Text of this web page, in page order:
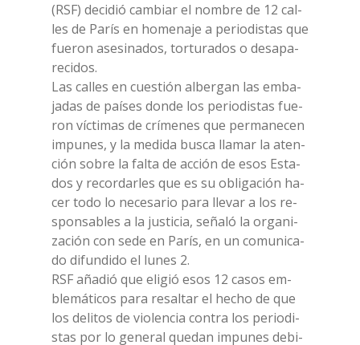
(RSF) de­ci­dió cam­biar el nom­bre de 12 cal­
les de Pa­rís en ho­me­na­je a pe­rio­di­stas que
fue­ron ase­si­na­dos, tor­tu­ra­dos o de­sa­pa­
re­ci­dos.
Las cal­les en cue­stión al­ber­gan las em­ba­
ja­das de paí­ses don­de los pe­rio­di­stas fue­
ron víc­ti­mas de crí­me­nes que per­ma­ne­cen
im­pu­nes, y la me­di­da bu­sca lla­mar la aten­
ción so­bre la fal­ta de ac­ción de esos Esta­
dos y re­cor­dar­les que es su obli­ga­ción ha­
cer todo lo ne­ce­sa­rio para lle­var a los re­
spon­sa­bles a la ju­sti­cia, seña­ló la or­ga­ni­
za­ción con sede en Pa­rís, en un co­mu­ni­ca­
do di­fun­di­do el lu­nes 2.
RSF aña­dió que eli­gió esos 12 ca­sos em­
ble­má­ti­cos para re­sal­tar el he­cho de que
los de­li­tos de vio­len­cia con­tra los pe­rio­di­
stas por lo ge­ne­ral que­dan im­pu­nes de­bi­